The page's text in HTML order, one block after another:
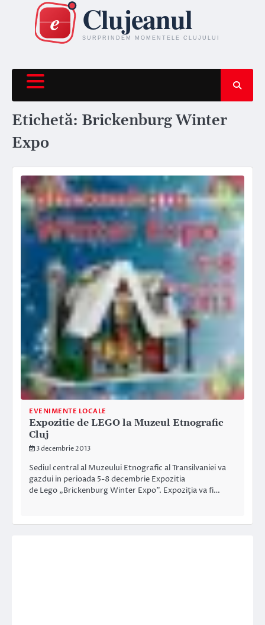
content
Etichetă: Brickenburg Winter
Expo
EVENIMENTE LOCALE
Expozitie de LEGO la Muzeul Etnografic
Cluj
3 decembrie 2013
Sediul central al Muzeului Etnografic al Transilvaniei va
gazdui in perioada 5-8 decembrie Expozitia
de Lego „Brickenburg Winter Expo”. Expoziţia va fi…